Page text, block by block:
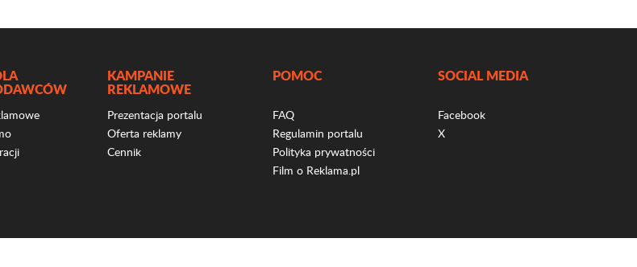
KAMPANIE
REKLAMOWE
Prezentacja portalu
Oferta reklamy
Cennik
POMOC
FAQ
Regulamin portalu
Polityka prywatności
Film o Reklama.pl
SOCIAL MEDIA
Facebook
X